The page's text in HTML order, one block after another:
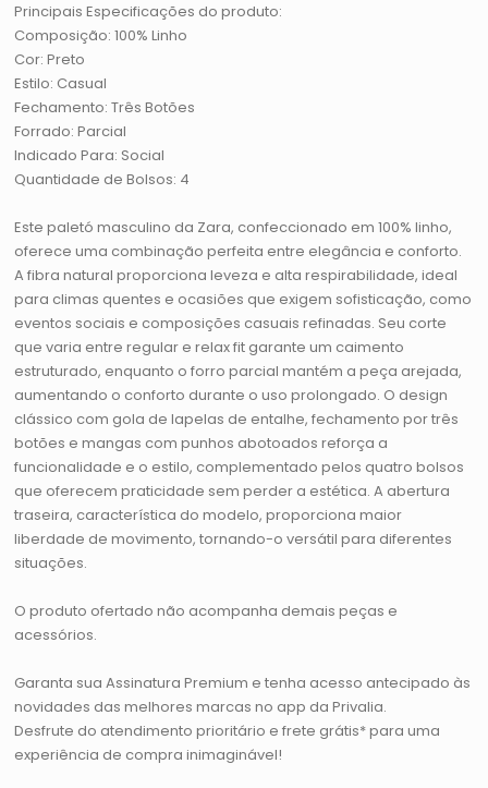
Principais Especificações do produto:
Composição: 100% Linho
Cor: Preto
Estilo: Casual
Fechamento: Três Botões
Forrado: Parcial
Indicado Para: Social
Quantidade de Bolsos: 4
Este paletó masculino da Zara, confeccionado em 100% linho,
oferece uma combinação perfeita entre elegância e conforto.
A fibra natural proporciona leveza e alta respirabilidade, ideal
para climas quentes e ocasiões que exigem sofisticação, como
eventos sociais e composições casuais refinadas. Seu corte
que varia entre regular e relax fit garante um caimento
estruturado, enquanto o forro parcial mantém a peça arejada,
aumentando o conforto durante o uso prolongado. O design
clássico com gola de lapelas de entalhe, fechamento por três
botões e mangas com punhos abotoados reforça a
funcionalidade e o estilo, complementado pelos quatro bolsos
que oferecem praticidade sem perder a estética. A abertura
traseira, característica do modelo, proporciona maior
liberdade de movimento, tornando-o versátil para diferentes
situações.
O produto ofertado não acompanha demais peças e
acessórios.
Garanta sua Assinatura Premium e tenha acesso antecipado às
novidades das melhores marcas no app da Privalia.
Desfrute do atendimento prioritário e frete grátis* para uma
experiência de compra inimaginável!